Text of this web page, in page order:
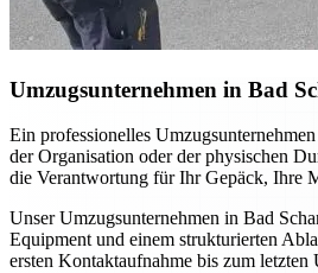
Umzugsunternehmen in Bad
Ein professionelles
der Organisation oder der physischen
die Verantwortung für Ihr Gepäck, Ihre
Unser Umzugsunternehmen in Bad
Equipment und einem strukturierten
ersten Kontaktaufnahme bis zum letzten